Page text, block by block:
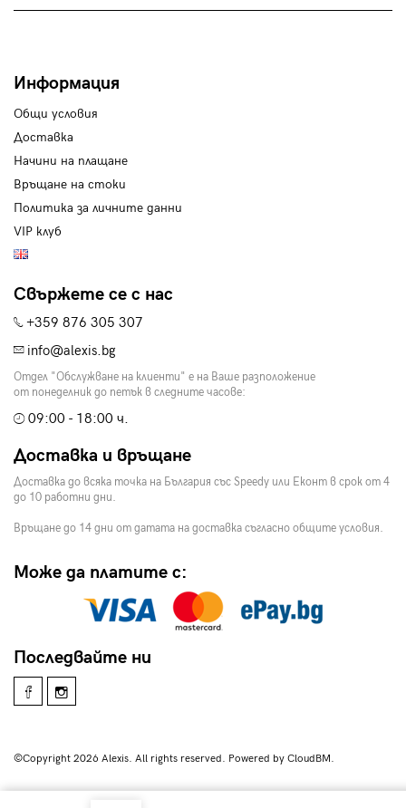
Информация
Общи условия
Доставка
Начини на плащане
Връщане на стоки
Политика за личните данни
VIP клуб
Свържете се с нас
+359 876 305 307
info@alexis.bg
Отдел "Обслужване на клиенти" е на Ваше разположение
от понеделник до петък в следните часове:
09:00 - 18:00 ч.
Доставка и връщане
Доставка до всяка точка на България със Speedy или Еконт в срок от 4
до 10 работни дни.
Връщане до 14 дни от датата на доставка съгласно общите условия.
Може да платите с:
Последвайте ни
©Copyright 2026 Alexis. All rights reserved. Powered by CloudBM.